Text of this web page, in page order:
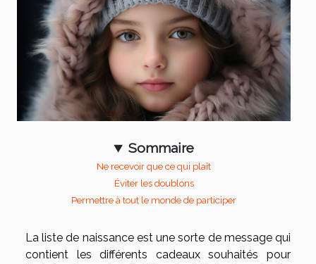
Sommaire
Ne recevoir que ce qui plaît
Éviter les doublons
Permettre à tout le monde de participer
La liste de naissance est une sorte de message qui
contient les différents cadeaux souhaités pour